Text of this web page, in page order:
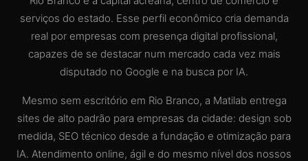
serviços do estado. Esse perfil econômico cria demanda
real por empresas com presença digital profissional,
capazes de se destacar num mercado cada vez mais
disputado no Google e na busca por IA.
Mesmo sem escritório em Rio Branco, a Matilab entrega
sites de alto padrão para empresas da cidade: design sob
medida, SEO técnico desde a fundação e otimização para
IA. Atendimento online, ágil e do mesmo nível dos nossos